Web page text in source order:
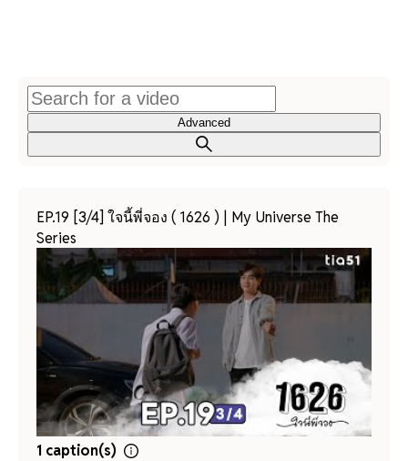
Advanced
EP.19 [3/4] ใจนี้พี่จอง ( 1626 ) | My Universe The
Series
1 caption(s)